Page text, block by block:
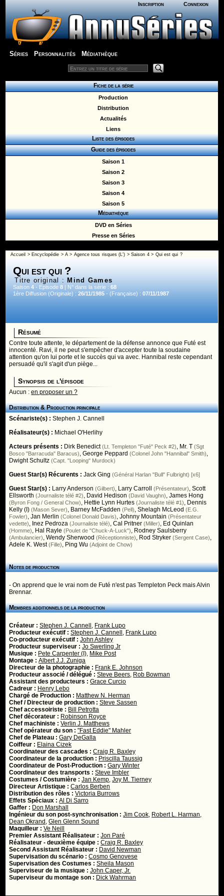
Inscription Connexion
Séries Personnalités Médiathèque
Fiche de la série
Production
Distribution
Actualités
Liens
Liste des épisodes
Guide des épisodes
Saison 1
Saison 2
Saison 3
Saison 4
Saison 5
Médiathèque
DVD en Séries
Presse en Séries
Accueil > Encyclopédie >A > Agence tous risques (L') >Saison 4> Qui est qui ?
Qui est qui ?
Titre original : Mind Games
Saison4 - Episode8 | N° dans la série :68
1ère Diffusion (Originale) :26/11/1985 - (Française) :07/11/1987
Résumé
Contre toute attente, le département de la défense annonce que Futé est
innocenté. Ravi, il ne peut s'empêcher d'accepter toute la soudaine
attention qu'on lui porte et le succès qui va avec. Hannibal reste cependant
persuadé qu'il s'agit d'un piège...
Synopsis de l'épisode
Aucun :en proposer un ?
Distribution & Production principale
Scénariste(s) :Stephen J. Cannell
Réalisateur(s) : Michael O'Herlihy
Acteurs présents : Dirk Benedict (Lt. Templeton "Futé" Peck #2), Mr. T (Sgt
Bosco "Barracuda" Baracus),George Peppard (Colonel John "Hannibal" Smith),
Dwight Schultz (Capt. "Looping" Murdock)
Guest Star(s) Récurents :Jack Ging (Général Harlan "Bull" Fulbright) [x6]
Guest Star(s) : Larry Anderson (Gilbert), Larry Carroll (Présentateur),Scott
Ellsworth (Journaliste télé #2), David Hedison (David Vaughn),James Hong
(Byron Fong / General Chow), Hettie Lynn Hurtes (Journaliste télé #1), Dennis
Kelly (I) (Mason Sever), Barney McFadden (Pell),Shelagh McLeod (E.G.
Fowler),Jan Merlin (Colonel Donald Davis),Johnny Mountain (Présentateur
vedette), Inez Pedroza (Journaliste télé),Cal Pritner (Miller), Ed Quinlan
(Homme), Hal Rayle (Poulet de "Chuck-A-Luck"), Rodney Saulsberry
(Ambulancier),Wendy Sherwood (Réceptionniste), Rod Stryker (Sergent Case),
Adele K. West (Fille), Ping Wu (Adjoint de Chow)
Notes de production
- On apprend que le vrai nom de Futé n'est pas Templeton Peck mais Alvin
Brennar.
Membres additionnels de la production
Créateur :Stephen J. Cannell , Frank Lupo
Producteur exécutif :Stephen J. Cannell , Frank Lupo
Co-producteur exécutif :John Ashley
Producteur superviseur :Jo Swerling Jr
Musique : Pete Carpenter (I), Mike Post
Montage :Albert J.J. Zuniga
Directeur de la photographie : Frank E. Johnson
Producteur associé / délégué :Steve Beers, Rob Bowman
Assistant des producteurs :Grace Curcio
Cadreur : Henry Lebo
Chargé de Production : Matthew N. Herman
Chef / Directeur de production :Steve Sassen
Chef accessoiriste : Bill Petrotta
Chef décorateur : Robinson Royce
Chef machiniste :Verlin J. Matthews
Chef opérateur du son :"Fast Eddie" Mahler
Chef de Plateau :Gary DeGalla
Coiffeur : Elaina Cizek
Coordinateur des cascades :Craig R. Baxley
Coordinateur de la production : Priscilla Taussig
Coordinateur de Post-Production :Gary Winter
Coordinateur des transports :Steve Imbler
Costumes / Costumière :Jan Kemp,Joy M. Tierney
Directeur Artistique :Carlos Berben
Distribution des rôles :Victoria Burrows
Effets Spéciaux :Al Di Sarro
Gaffer : Don Marshall
Ingénieur du son post-synchronisation :Jim Cook, Robert L. Harman,
Dean Okrand ,Glen Glenn Sound
Maquilleur :Ve Neill
Premier Assistant Réalisateur :Jon Paré
Réalisateur - deuxième équipe :Craig R. Baxley
Second Assistant Réalisateur : David Newman
Supervisation du scénario :Cosmo Genovese
Supervisation des Costumes :Sheila Mason
Superviseur de la musique :John Caper, Jr.
Superviseur du montage son : Dick Wahrman